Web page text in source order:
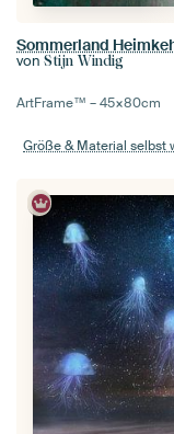
Sommerland
von Stijn Windig
ArtFrame™ –45×80cm
Größe & Material selbst